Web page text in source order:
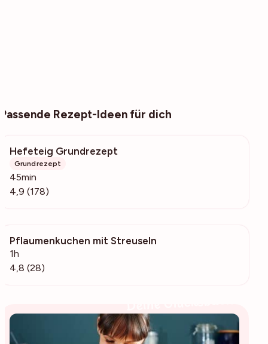
Passende Rezept-Ideen für dich
Hefeteig Grundrezept
Grundrezept
45min
4,9 (178)
Pflaumenkuchen mit Streuseln
1h
4,8 (28)